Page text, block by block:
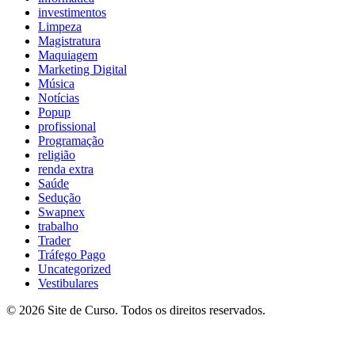
investimentos
Limpeza
Magistratura
Maquiagem
Marketing Digital
Música
Notícias
Popup
profissional
Programação
religião
renda extra
Saúde
Sedução
Swapnex
trabalho
Trader
Tráfego Pago
Uncategorized
Vestibulares
© 2026 Site de Curso. Todos os direitos reservados.